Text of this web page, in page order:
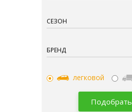
СЕЗОН
БРЕНД
легковой
Подобрать